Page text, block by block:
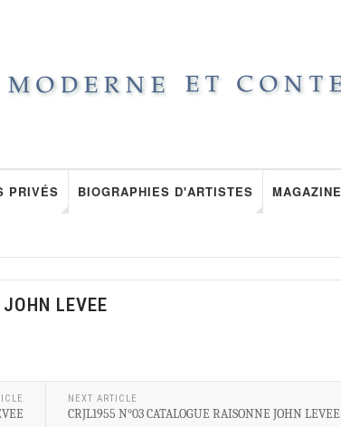
PRIVÉS BIOGRAPHIES D'ARTISTES MAGAZINE
LEVEE
NEXT ARTICLE
CRJL1955 N°03 CATALOGUE RAISONNE JOHN LEVEE